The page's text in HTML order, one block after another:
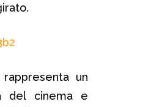
un
del cinema e